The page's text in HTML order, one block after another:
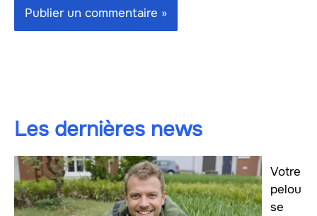
Les dernières news
Votre
pelou
se